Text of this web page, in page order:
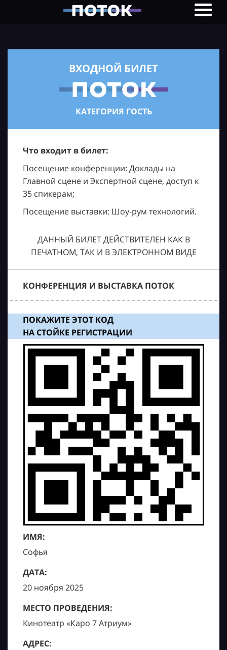
ВХОДНОЙ БИЛЕТ
КАТЕГОРИЯ ГОСТЬ
Что входит в билет:
Посещение конференции: Доклады на
Главной сцене и Экспертной сцене, доступ к
35 спикерам;
Посещение выставки: Шоу-рум технологий.
ДАННЫЙ БИЛЕТ ДЕЙСТВИТЕЛЕН КАК В
ПЕЧАТНОМ, ТАК И В ЭЛЕКТРОННОМ ВИДЕ
КОНФЕРЕНЦИЯ И ВЫСТАВКА ПОТОК
ПОКАЖИТЕ ЭТОТ КОД
НА СТОЙКЕ РЕГИСТРАЦИИ
ИМЯ:
Софья
ДАТА:
20 ноября 2025
МЕСТО ПРОВЕДЕНИЯ:
Кинотеатр «Каро 7 Атриум»
АДРЕС: